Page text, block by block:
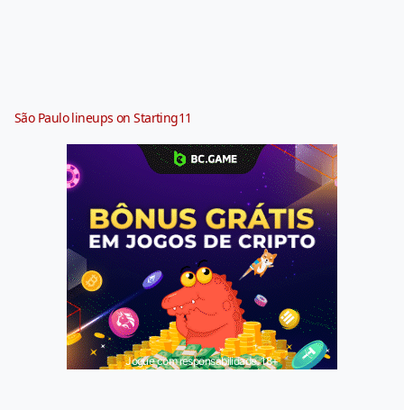
São Paulo lineups on Starting11
Jogue com responsabilidade. 18+